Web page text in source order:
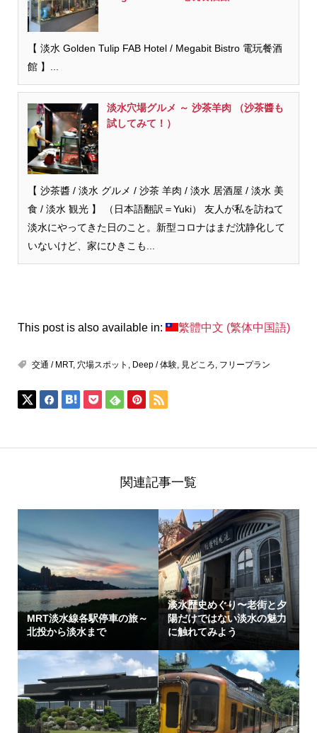
【 淡水 Golden Tulip FAB Hotel / Megabit Bistro 電玩餐酒
館 】...
淡水穴場グルメ ～ 沙茶羊肉 （沙茶醬も
試してみて！）
【 沙茶醬 / 淡水 グルメ / 沙茶 羊肉 / 淡水 居酒屋 / 淡水 美
食 / 淡水 観光 】 （日本語翻訳＝Yuki） 友人が私を訪ねて
淡水にやってきた日のこと。新型コロナはまだ沈静化して
いないけど、家にひきこも...
This post is also available in: 繁體中文 (繁体中国語)
交通 / MRT, 穴場スポット Deep / 体験, 見どころ フリープラン
関連記事一覧
MRT淡水線各駅停車の旅～
北投から淡水まで
淡水歴史めぐり〜老街と夕
陽だけではない淡水の魅力
に触れてみよう